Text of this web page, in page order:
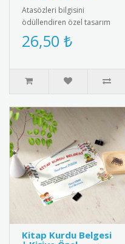
Atasözleri bilgisini
ödüllendiren özel tasarım
madalya. Türk kültürünü
yaşatmak ve dil
26,50 ₺
Kitap Kurdu Belgesi